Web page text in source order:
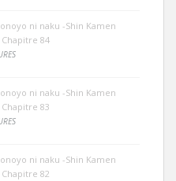
ni naku -Shin Kamen
Chapitre 84
ni naku -Shin Kamen
83
ni naku -Shin Kamen
82